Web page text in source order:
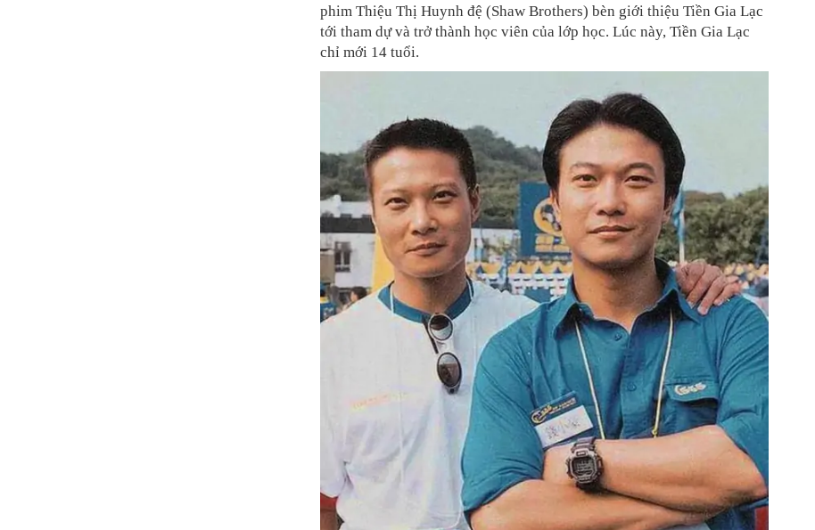
phim Thiệu Thị Huynh đệ (Shaw Brothers) bèn giới thiệu Tiền Gia Lạc
tới tham dự và trở thành học viên của lớp học. Lúc này, Tiền Gia Lạc
chỉ mới 14 tuổi.